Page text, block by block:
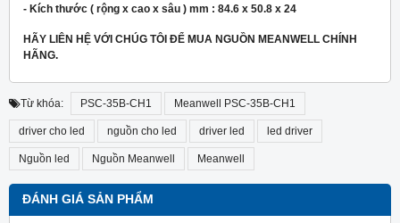
- Kích thước ( rộng x cao x sâu ) mm : 84.6 x 50.8 x 24
HÃY LIÊN HỆ VỚI CHÚG TÔI ĐỂ MUA NGUỒN MEANWELL CHÍNH
HÃNG.
Từ khóa: PSC-35B-CH1 Meanwell PSC-35B-CH1
driver cho led nguồn cho led driver led led driver
Nguồn led Nguồn Meanwell Meanwell
ĐÁNH GIÁ SẢN PHẨM